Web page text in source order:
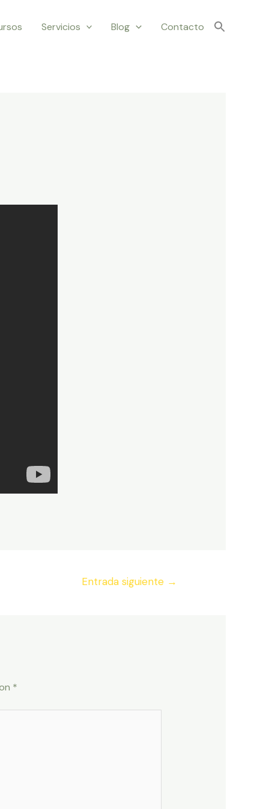
Servicios Blog Contacto
Entrada siguiente →
*